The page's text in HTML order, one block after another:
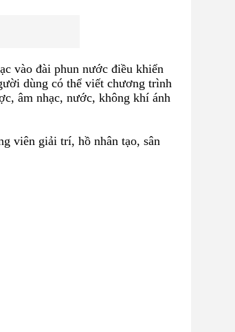
vào đài phun nước điều khiển
dùng có thể viết chương trình
âm nhạc, nước, không khí ánh
viên giải trí, hồ nhân tạo, sân